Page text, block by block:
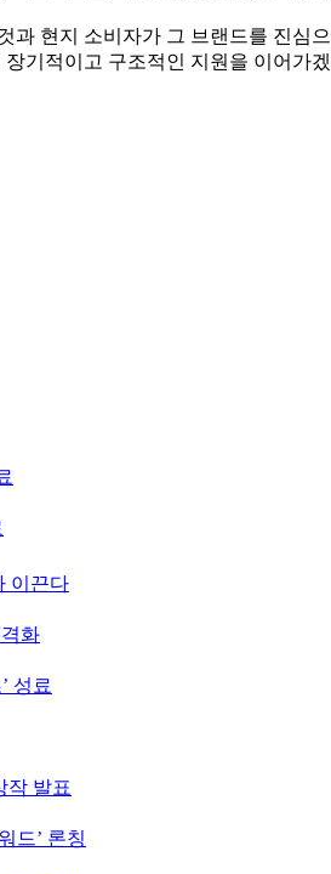
과 현지 소비자가 그 브랜드를 진심
기적이고 구조적인 지원을 이어가
이끈다
화
성료
작 발표
드’ 론칭